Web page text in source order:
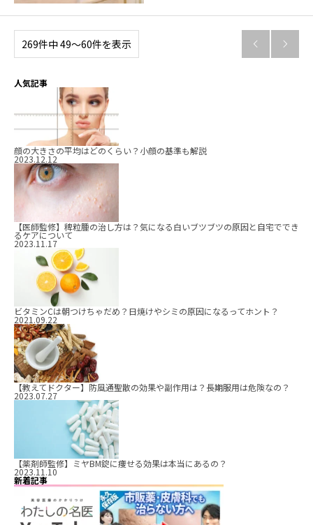
269件中 49〜60件を表示  
人気記事
顔の大きさの平均はどのくらい？小顔の基準も解説
2023.12.12
【医師監修】稗粒腫の治し方は？気になる白いブツブツの原因と自宅ででき
るケアについて
2023.11.17
ビタミンCは朝つけちゃだめ？日焼けやシミの原因になるってホント？
2021.09.22
【教えてドクター】防風通聖散の効果や副作用は？長期服用は危険なの？
2023.07.27
【薬剤師監修】ミヤBM錠に痩せる効果は本当にあるの？
2023.11.10
新着記事